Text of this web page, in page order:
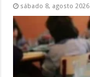
sábado 8, agosto 2026